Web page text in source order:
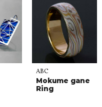
ABC
Mokume gane
Ring